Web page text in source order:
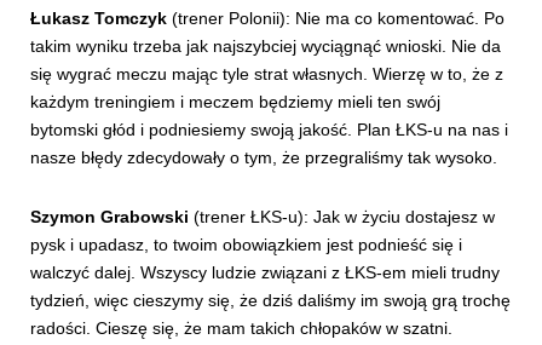
Łukasz Tomczyk (trener Polonii): Nie ma co komentować. Po
takim wyniku trzeba jak najszybciej wyciągnąć wnioski. Nie da
się wygrać meczu mając tyle strat własnych. Wierzę w to, że z
każdym treningiem i meczem będziemy mieli ten swój
bytomski głód i podniesiemy swoją jakość. Plan ŁKS-u na nas i
nasze błędy zdecydowały o tym, że przegraliśmy tak wysoko.
Szymon Grabowski (trener ŁKS-u): Jak w życiu dostajesz w
pysk i upadasz, to twoim obowiązkiem jest podnieść się i
walczyć dalej. Wszyscy ludzie związani z ŁKS-em mieli trudny
tydzień, więc cieszymy się, że dziś daliśmy im swoją grą trochę
radości. Cieszę się, że mam takich chłopaków w szatni.